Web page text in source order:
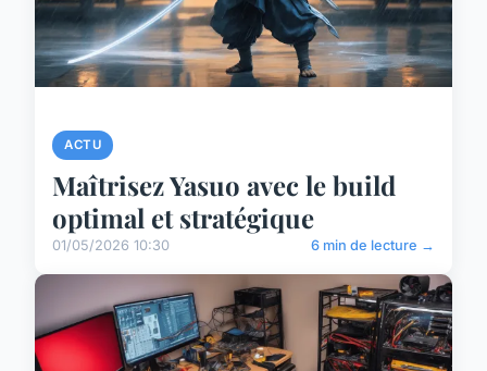
ACTU
Maîtrisez Yasuo avec le build
optimal et stratégique
01/05/2026 10:30 6 min de lecture →